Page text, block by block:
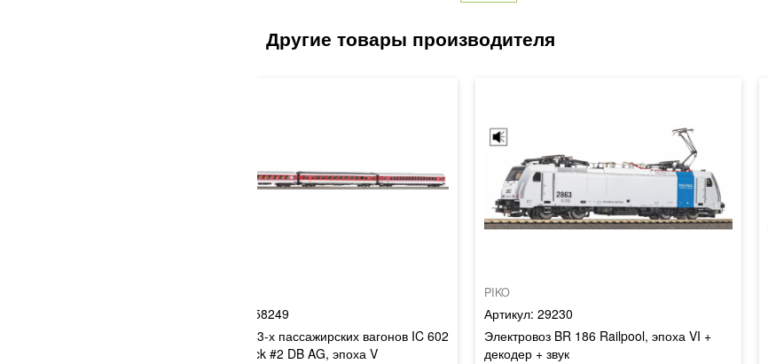
58249
Набор из 3-х пассажирских вагонов IC 602
Gorch Fock #2 DB AG, эпоха V
PIKO
29230
Электровоз BR 186 Railpool, эпоха VI +
декодер + звук